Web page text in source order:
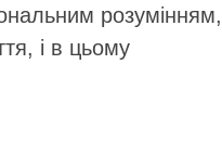
розумінням,
і в цьому